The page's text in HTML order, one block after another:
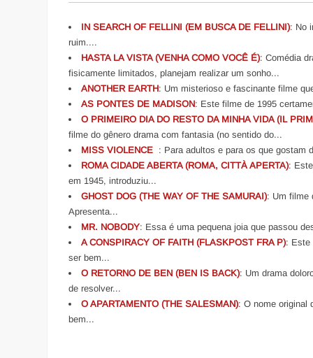
IN SEARCH OF FELLINI (EM BUSCA DE FELLINI): No
ruim....
HASTA LA VISTA (VENHA COMO VOCÊ É): Comédia
fisicamente limitados, planejam realizar um sonho...
ANOTHER EARTH: Um misterioso e fascinante filme
AS PONTES DE MADISON: Este filme de 1995
O PRIMEIRO DIA DO RESTO DA MINHA VIDA (IL
filme do gênero drama com fantasia (no sentido do...
MISS VIOLENCE : Para adultos e para os que gostam
ROMA CIDADE ABERTA (ROMA, CITTÀ APERTA):
em 1945, introduziu...
GHOST DOG (THE WAY OF THE SAMURAI): Um filme
Apresenta...
MR. NOBODY: Essa é uma pequena joia que passou
A CONSPIRACY OF FAITH (FLASKPOST FRA P): Este
ser bem...
O RETORNO DE BEN (BEN IS BACK): Um drama
de resolver...
O APARTAMENTO (THE SALESMAN): O nome original
bem...